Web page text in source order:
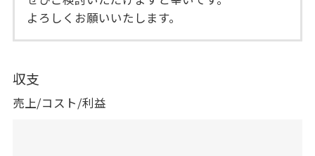
よろしくお願いいたします。
収支
売上/コスト/利益